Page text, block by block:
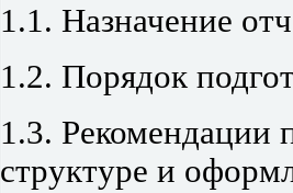
1.1. Назначение
1.2. Порядок
1.3. Рекомендации
структуре и